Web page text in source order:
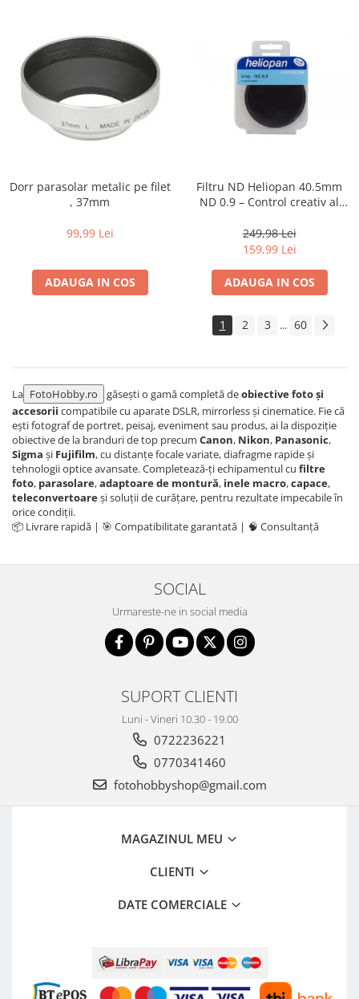
Dorr parasolar metalic pe filet
, 37mm
99,99 Lei
ADAUGA IN COS
Filtru ND Heliopan 40.5mm
ND 0.9 – Control creativ al
249,98 Lei
159,99 Lei
ADAUGA IN COS
1 2 3 ... 60
La FotoHobby.ro găsești o gamă completă deobiective foto și
accesorii compatibile cu aparate DSLR, mirrorless și cinematice. Fie că
ești fotograf de portret, peisaj, eveniment sau produs, ai la dispoziție
obiective de la branduri de top precum Canon, Nikon, Panasonic,
Sigma și Fujifilm, cu distanțe focale variate, diafragme rapide și
tehnologii optice avansate. Completează-ți echipamentul cu filtre
foto, parasolare,adaptoare de montură, inele macro,capace,
teleconvertoareși soluții de curățare, pentru rezultate impecabile în
orice condiții.
📦 Livrare rapidă | 🎯 Compatibilitate garantată | 🧠 Consultanță
SOCIAL
Urmareste-ne in social media
SUPORT CLIENTI
Luni - Vineri 10.30 - 19.00
0722236221
0770341460
fotohobbyshop@gmail.com
MAGAZINUL MEU
CLIENTI
DATE COMERCIALE